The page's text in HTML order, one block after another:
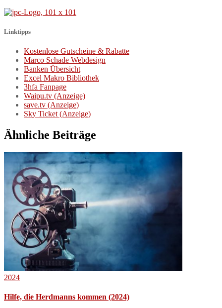
Linktipps
Kostenlose Gutscheine & Rabatte
Marco Schade Webdesign
Banken Übersicht
Excel Makro Bibliothek
3hfa Fanpage
Waipu.tv (Anzeige)
save.tv (Anzeige)
Sky Ticket (Anzeige)
Ähnliche Beiträge
2024
Hilfe, die Herdmanns kommen (2024)